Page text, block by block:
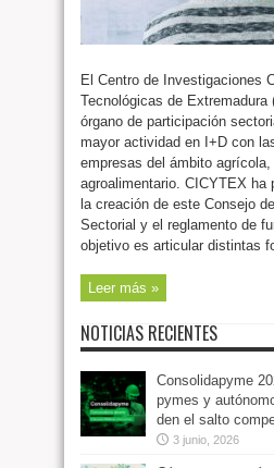
El Centro de Investigaciones
Tecnológicas de Extremadura
órgano de participación
mayor actividad en I+D con
empresas del ámbito
agroalimentario. CICYTEX ha
la creación de este Consejo
Sectorial y el reglamento de
objetivo es articular distintas
Leer más »
NOTICIAS RECIENTES
Consolidapyme
pymes y
den el salto
3 junio, 2026